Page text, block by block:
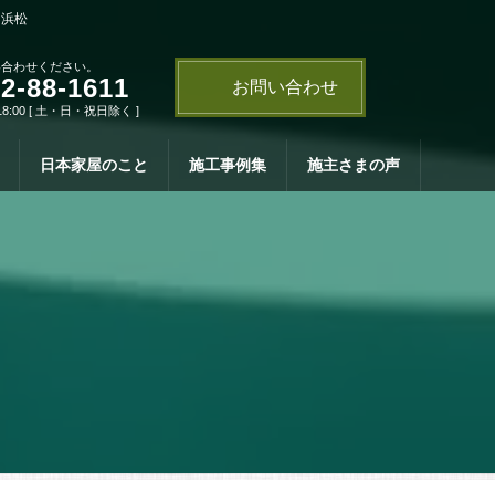
松
わせください。
88-1611
[ 土・日・祝日除く ]
お問い合わせ
日本家屋のこと 施工事例集 施主さまの声